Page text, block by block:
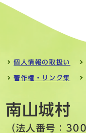
個人情報の取扱い
著作権・リンク集
南山城村
（法人番号：